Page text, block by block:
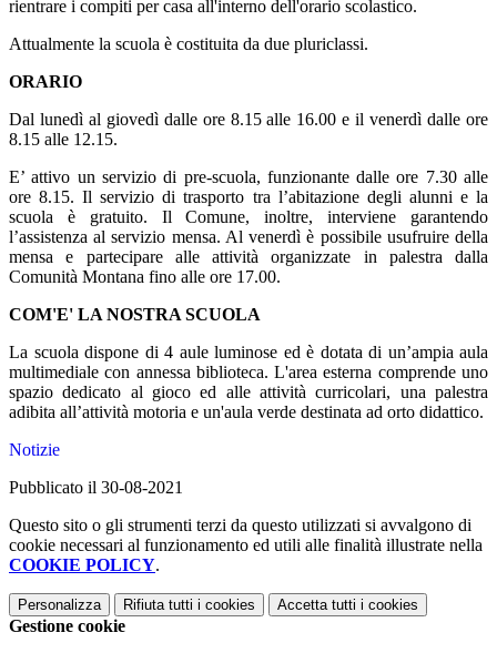
rientrare i compiti per casa all'interno dell'orario scolastico.
Attualmente la scuola è costituita da due pluriclassi.
ORARIO
Dal lunedì al giovedì dalle ore 8.15 alle 16.00 e il venerdì dalle ore
8.15 alle 12.15.
E’ attivo un servizio di pre-scuola, funzionante dalle ore 7.30 alle
ore 8.15. Il servizio di trasporto tra l’abitazione degli alunni e la
scuola è gratuito. Il Comune, inoltre, interviene garantendo
l’assistenza al servizio mensa. Al venerdì è possibile usufruire della
mensa e partecipare alle attività organizzate in palestra dalla
Comunità Montana fino alle ore 17.00.
COM'E' LA NOSTRA SCUOLA
La scuola dispone di 4 aule luminose ed è dotata di un’ampia aula
multimediale con annessa biblioteca. L'area esterna comprende uno
spazio dedicato al gioco ed alle attività curricolari, una palestra
adibita all’attività motoria e un'aula verde destinata ad orto didattico.
Notizie
Pubblicato il 30-08-2021
Questo sito o gli strumenti terzi da questo utilizzati si avvalgono di
cookie necessari al funzionamento ed utili alle finalità illustrate nella
COOKIE POLICY.
Personalizza Rifiuta tutti i cookies Accetta tutti i cookies
Gestione cookie